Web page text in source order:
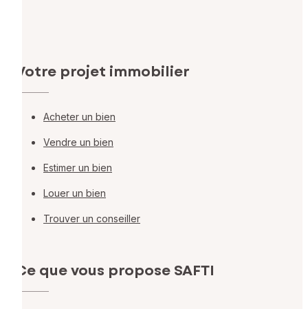
Votre projet immobilier
Acheter un bien
Vendre un bien
Estimer un bien
Louer un bien
Trouver un conseiller
Ce que vous propose SAFTI